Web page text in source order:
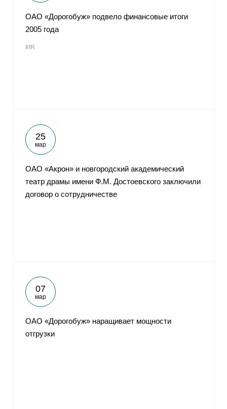
ОАО «Дорогобуж» подвело финансовые итоги
2005 года
#IR
25
мар
ОАО «Акрон» и новгородский академический
театр драмы имени Ф.М. Достоевского заключили
договор о сотрудничестве
07
мар
ОАО «Дорогобуж» наращивает мощности
отгрузки